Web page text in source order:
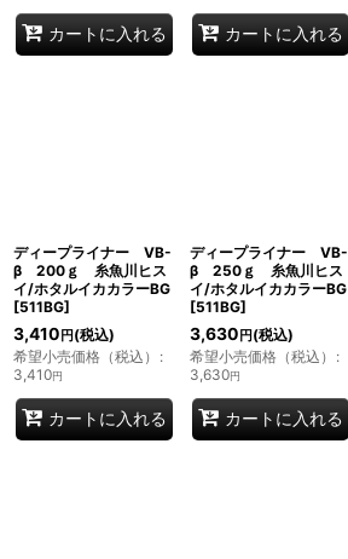
カートに入れる カートに入れる
ディープライナー VB-
β 200ｇ 糸魚川ヒス
イ/ホタルイカカラーBG
[511BG]
3,410 円 (税込)
希望小売価格（税込） :
3,410円
カートに入れる
ディープライナー VB-
β 250ｇ 糸魚川ヒス
イ/ホタルイカカラーBG
[511BG]
3,630 円(税込)
希望小売価格（税込） :
3,630円
カートに入れる